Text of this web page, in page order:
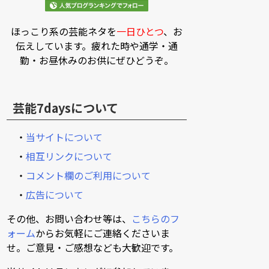
ほっこり系の芸能ネタを一日ひとつ、お
伝えしています。疲れた時や通学・通
勤・お昼休みのお供にぜひどうぞ。
芸能7daysについて
・ 当サイトについて
・ 相互リンクについて
・ コメント欄のご利用について
・ 広告について
その他、お問い合わせ等は、 こちらのフ
ォームからお気軽にご連絡くださいま
せ。ご意見・ご感想なども大歓迎です。